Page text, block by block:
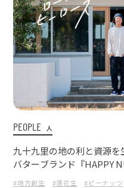
PEOPLE 人
九十九里の地の利と資源
バターブランド『HAPPY
#地方創生 #落花生 #ピーナッツ